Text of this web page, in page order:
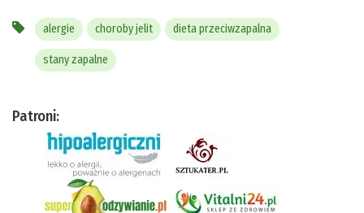
alergie choroby jelit dieta przeciwzapalna
stany zapalne
Patroni: